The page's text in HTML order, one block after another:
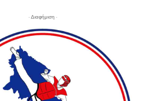
- Διαφήμιση -